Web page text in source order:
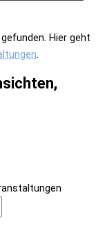
Hier geht
.